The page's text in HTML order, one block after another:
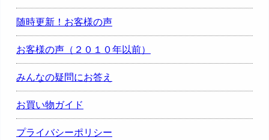
随時更新！お客様の声
お客様の声（２０１０年以前）
みんなの疑問にお答え
お買い物ガイド
プライバシーポリシー